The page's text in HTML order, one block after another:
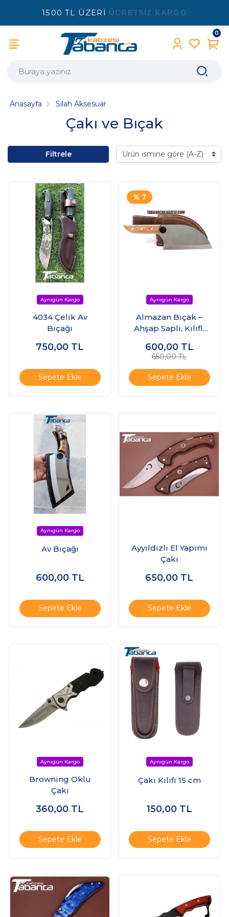
1500 TL ÜZERİ ÜCRETSİZ KARGO
0
Çakı ve Bıçak
Anasayfa Silah Aksesuar
Filtrele
4034 Çelik Av
Bıçağı
750,00 TL
Sepete Ekle
% 7
Almazan Bıçak –
Ahşap Saplı, Kılıflı
600,00 TL
650,00 TL
Sepete Ekle
Av Bıçağı
600,00 TL
Sepete Ekle
Ayyıldızlı El Yapımı
Çakı
650,00 TL
Sepete Ekle
Browning Oklu
Çakı
360,00 TL
Sepete Ekle
Çakı Kılıfı 15 cm
150,00 TL
Sepete Ekle